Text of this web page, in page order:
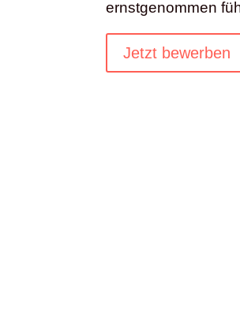
ernstgenommen
Jetzt bewerben